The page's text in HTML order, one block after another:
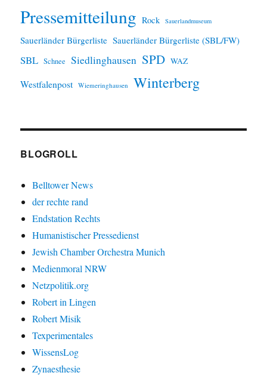
Pressemitteilung Rock Sauerlandmuseum
Sauerländer Bürgerliste Sauerländer Bürgerliste (SBL/FW)
SBL Schnee Siedlinghausen SPD WAZ
Westfalenpost Wiemeringhausen Winterberg
BLOGROLL
Belltower News
der rechte rand
Endstation Rechts
Humanistischer Pressedienst
Jewish Chamber Orchestra Munich
Medienmoral NRW
Netzpolitik.org
Robert in Lingen
Robert Misik
Texperimentales
WissensLog
Zynaesthesie